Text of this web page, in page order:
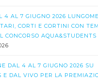
4 AL 7 GIUGNO 2026
CORTI E CORTINI CON
CONCORSO AQUA&STUDENTS
DAL 4 AL 7 GIUGNO 2026 SU
E DAL VIVO PER LA